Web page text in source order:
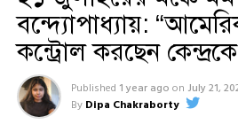
বন্দ্যোপাধ্যায়:
কন্ট্রোল করছেন
Published 1 year ago on July 21,
By Dipa Chakraborty